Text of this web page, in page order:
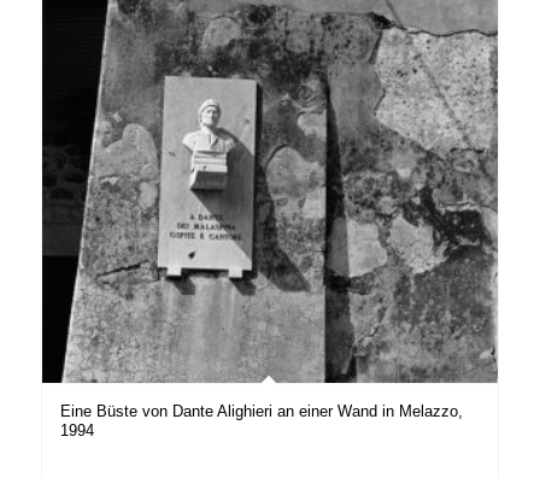
Eine Büste von Dante Alighieri an einer Wand in Melazzo,
1994